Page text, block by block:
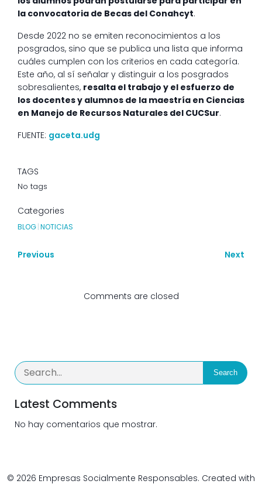
la convocatoria de Becas del Conahcyt.
Desde 2022 no se emiten reconocimientos a los
posgrados, sino que se publica una lista que informa
cuáles cumplen con los criterios en cada categoría.
Este año, al sí señalar y distinguir a los posgrados
sobresalientes, resalta el trabajo y el esfuerzo de
los docentes y alumnos de la maestría en Ciencias
en Manejo de Recursos Naturales del CUCSur.
FUENTE: gaceta.udg
TAGS
No tags
Categories
BLOG|NOTICIAS
Previous Next
Comments are closed
Search
Latest Comments
No hay comentarios que mostrar.
© 2026 Empresas Socialmente Responsables. Created with